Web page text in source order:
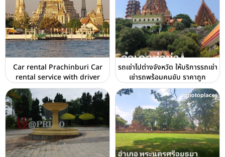
Car rental Prachinburi Car
rental service with driver
รถเช่าไปต่างจังหวัด ให้บริการรถเช่า
เช่ารถพร้อมคนขับ ราคาถูก